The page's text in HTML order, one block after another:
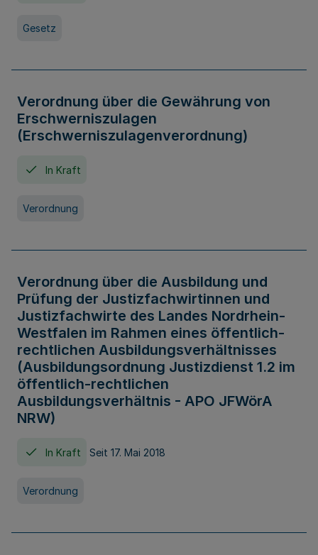
Gesetz
Verordnung über die Gewährung von
Erschwerniszulagen
(Erschwerniszulagenverordnung)
In Kraft
Verordnung
Verordnung über die Ausbildung und
Prüfung der Justizfachwirtinnen und
Justizfachwirte des Landes Nordrhein-
Westfalen im Rahmen eines öffentlich-
rechtlichen Ausbildungsverhältnisses
(Ausbildungsordnung Justizdienst 1.2 im
öffentlich-rechtlichen
Ausbildungsverhältnis - APO JFWörA
NRW)
In Kraft Seit 17. Mai 2018
Verordnung